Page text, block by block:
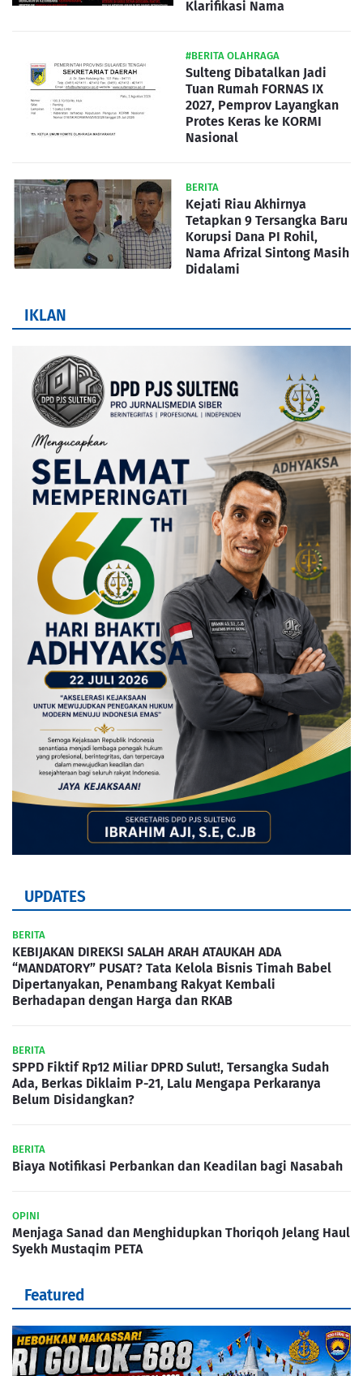
Klarifikasi Nama
#BERITA OLAHRAGA
Sulteng Dibatalkan Jadi
Tuan Rumah FORNAS IX
2027, Pemprov Layangkan
Protes Keras ke KORMI
Nasional
BERITA
Kejati Riau Akhirnya
Tetapkan 9 Tersangka Baru
Korupsi Dana PI Rohil,
Nama Afrizal Sintong Masih
Didalami
IKLAN
UPDATES
BERITA
KEBIJAKAN DIREKSI SALAH ARAH ATAUKAH ADA
“MANDATORY” PUSAT? Tata Kelola Bisnis Timah Babel
Dipertanyakan, Penambang Rakyat Kembali
Berhadapan dengan Harga dan RKAB
BERITA
SPPD Fiktif Rp12 Miliar DPRD Sulut!, Tersangka Sudah
Ada, Berkas Diklaim P-21, Lalu Mengapa Perkaranya
Belum Disidangkan?
BERITA
Biaya Notifikasi Perbankan dan Keadilan bagi Nasabah
OPINI
Menjaga Sanad dan Menghidupkan Thoriqoh Jelang Haul
Syekh Mustaqim PETA
Featured